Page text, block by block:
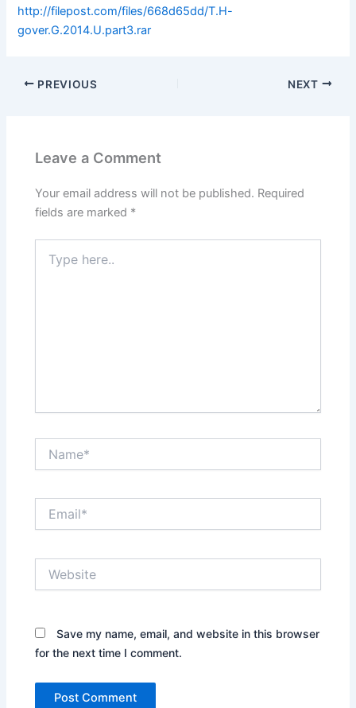
http://filepost.com/files/668d65dd/T.H-
gover.G.2014.U.part3.rar
PREVIOUS NEXT
Leave a Comment
Your email address will not be published. Required
fields are marked *
here..
Save my name, email, and website in this browser
for the next time I comment.